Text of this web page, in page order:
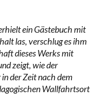
ein Gästebuch mit
las, verschlug es ihm
dieses Werks mit
zeigt, wie der
der Zeit nach dem
Wallfahrtsort